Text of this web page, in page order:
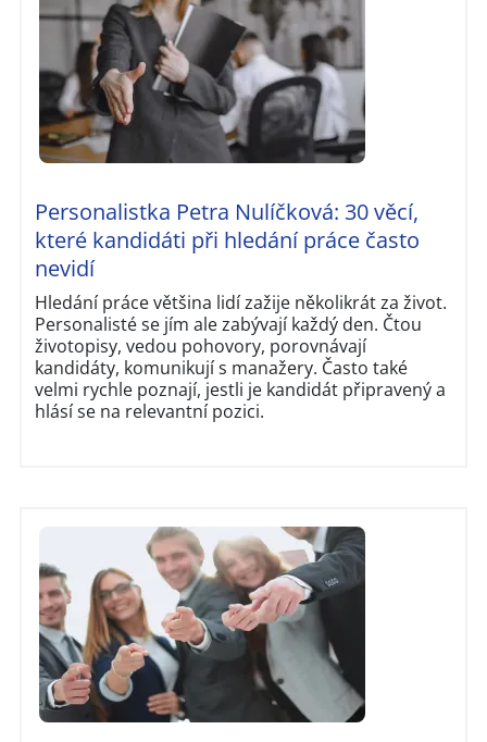
Personalistka Petra Nulíčková: 30 věcí,
které kandidáti při hledání práce často
nevidí
Hledání práce většina lidí zažije několikrát za život.
Personalisté se jím ale zabývají každý den. Čtou
životopisy, vedou pohovory, porovnávají
kandidáty, komunikují s manažery. Často také
velmi rychle poznají, jestli je kandidát připravený a
hlásí se na relevantní pozici.